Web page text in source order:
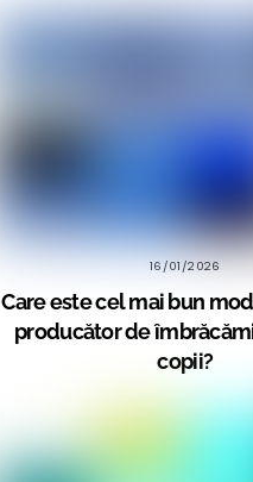
16/01/2026
Care este cel mai bun
producător de
copii?